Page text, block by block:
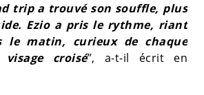
trip a trouvé son souffle, plus
Ezio a pris le rythme, riant
le matin, curieux de chaque
croisé”, a-t-il écrit en